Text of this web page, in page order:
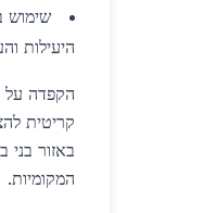
היעילות
הקפדה על
קריטית
באזור
המקומיות.